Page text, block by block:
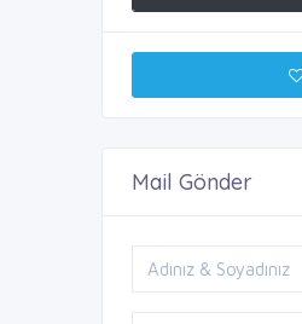
Mail Gönder